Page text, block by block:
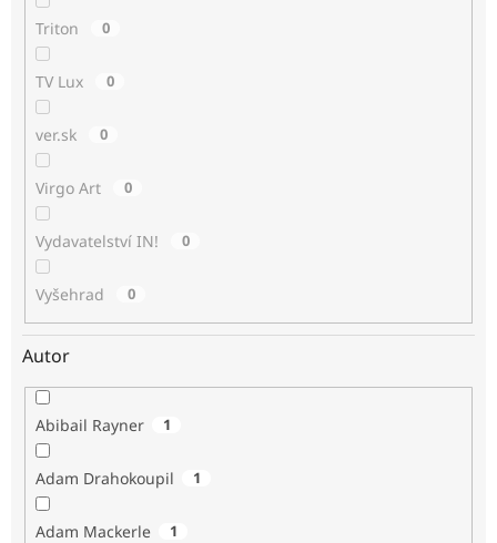
Triton 0
TV Lux 0
ver.sk 0
Virgo Art 0
Vydavatelství IN! 0
Vyšehrad 0
Autor
Abibail Rayner 1
Adam Drahokoupil 1
Adam Mackerle 1